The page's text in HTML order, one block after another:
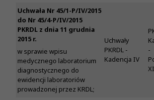
Uchwała Nr 45/1-P/IV/2015
do Nr 45/4-P/IV/2015
PKRDL z dnia 11 grudnia
2015 r.
w sprawie wpisu
medycznego laboratorium
diagnostycznego do
ewidencji laboratoriów
prowadzonej przez KRDL;
Uchwały
PKRDL -
Kadencja IV
-
XI